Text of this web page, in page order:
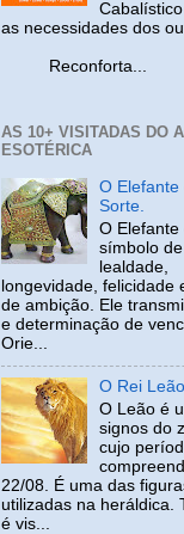
as necessidades dos
Reconforta...
AS 10+ VISITADAS DO
ESOTÉRICA
O Elefante
Sorte.
O Elefante
símbolo
lealdade,
longevidade, felicidade
de ambição. Ele
e determinação de
Orie...
O Rei Leão.
O Leão é
signos do
cujo
22/08. É uma das
utilizadas na heráldica.
é vis...